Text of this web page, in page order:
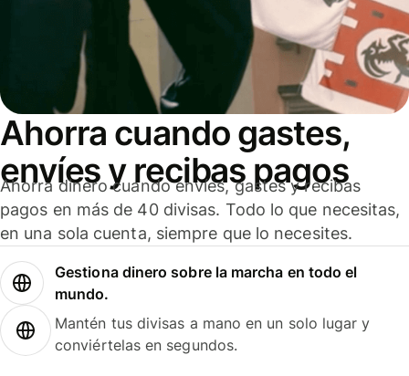
Ahorra cuando gastes,
envíes y recibas pagos
Ahorra dinero cuando envíes, gastes y recibas
pagos en más de 40 divisas. Todo lo que necesitas,
en una sola cuenta, siempre que lo necesites.
Gestiona dinero sobre la marcha en todo el
mundo.
Mantén tus divisas a mano en un solo lugar y
conviértelas en segundos.